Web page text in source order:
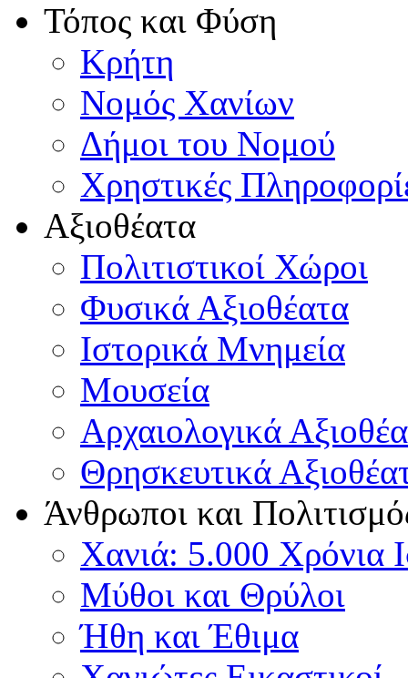
Τόπος και Φύση
Κρήτη
Νομός Χανίων
Δήμοι του Νομού
Χρηστικές
Αξιοθέατα
Πολιτιστικοί Χώροι
Φυσικά Αξιοθέατα
Ιστορικά Μνημεία
Μουσεία
Αρχαιολογικά
Θρησκευτικά
Άνθρωποι και
Χανιά: 5.000 Χρόνια
Μύθοι και Θρύλοι
Ήθη και Έθιμα